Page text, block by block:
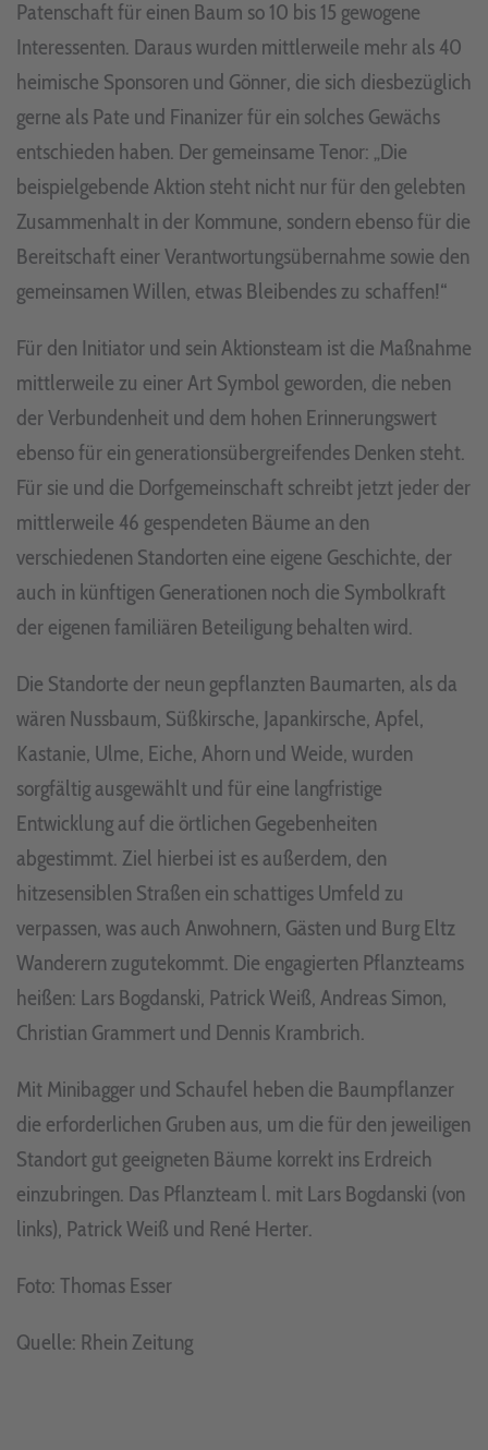
Patenschaft für einen Baum so 10 bis 15 gewogene
Interessenten. Daraus wurden mittlerweile mehr als 40
heimische Sponsoren und Gönner, die sich diesbezüglich
gerne als Pate und Finanizer für ein solches Gewächs
entschieden haben. Der gemeinsame Tenor: „Die
beispielgebende Aktion steht nicht nur für den gelebten
Zusammenhalt in der Kommune, sondern ebenso für die
Bereitschaft einer Verantwortungsübernahme sowie den
gemeinsamen Willen, etwas Bleibendes zu schaffen!“
Für den Initiator und sein Aktionsteam ist die Maßnahme
mittlerweile zu einer Art Symbol geworden, die neben
der Verbundenheit und dem hohen Erinnerungswert
ebenso für ein generationsübergreifendes Denken steht.
Für sie und die Dorfgemeinschaft schreibt jetzt jeder der
mittlerweile 46 gespendeten Bäume an den
verschiedenen Standorten eine eigene Geschichte, der
auch in künftigen Generationen noch die Symbolkraft
der eigenen familiären Beteiligung behalten wird.
Die Standorte der neun gepflanzten Baumarten, als da
wären Nussbaum, Süßkirsche, Japankirsche, Apfel,
Kastanie, Ulme, Eiche, Ahorn und Weide, wurden
sorgfältig ausgewählt und für eine langfristige
Entwicklung auf die örtlichen Gegebenheiten
abgestimmt. Ziel hierbei ist es außerdem, den
hitzesensiblen Straßen ein schattiges Umfeld zu
verpassen, was auch Anwohnern, Gästen und Burg Eltz
Wanderern zugutekommt. Die engagierten Pflanzteams
heißen: Lars Bogdanski, Patrick Weiß, Andreas Simon,
Christian Grammert und Dennis Krambrich.
Mit Minibagger und Schaufel heben die Baumpflanzer
die erforderlichen Gruben aus, um die für den jeweiligen
Standort gut geeigneten Bäume korrekt ins Erdreich
einzubringen. Das Pflanzteam l. mit Lars Bogdanski (von
links), Patrick Weiß und René Herter.
Foto: Thomas Esser
Quelle: Rhein Zeitung